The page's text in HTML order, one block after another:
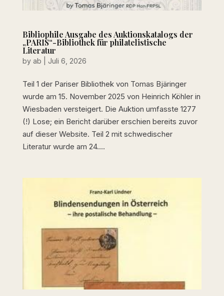
Bibliophile Ausgabe des Auktionskatalogs der
„PARIS“-Bibliothek für philatelistische
Literatur
by ab Juli 6, 2026
Teil 1 der Pariser Bibliothek von Tomas Bjäringer
wurde am 15. November 2025 von Heinrich Köhler in
Wiesbaden versteigert. Die Auktion umfasste 1277
(!) Lose; ein Bericht darüber erschien bereits zuvor
auf dieser Website. Teil 2 mit schwedischer
Literatur wurde am 24....